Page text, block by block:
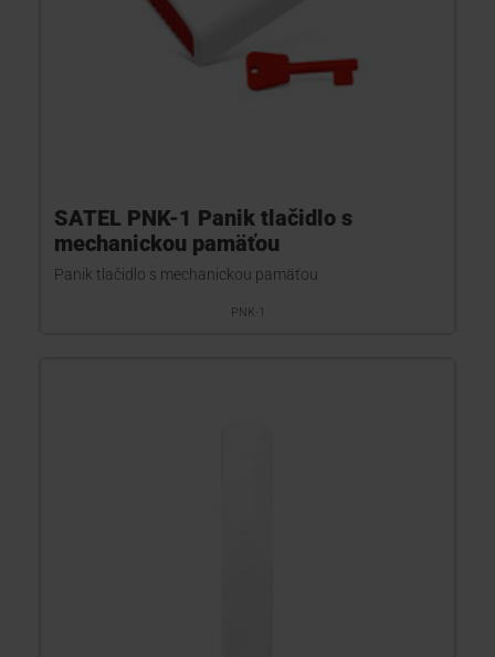
SATEL PNK-1 Panik tlačidlo s
mechanickou pamäťou
Panik tlačidlo s mechanickou pamäťou
PNK-1